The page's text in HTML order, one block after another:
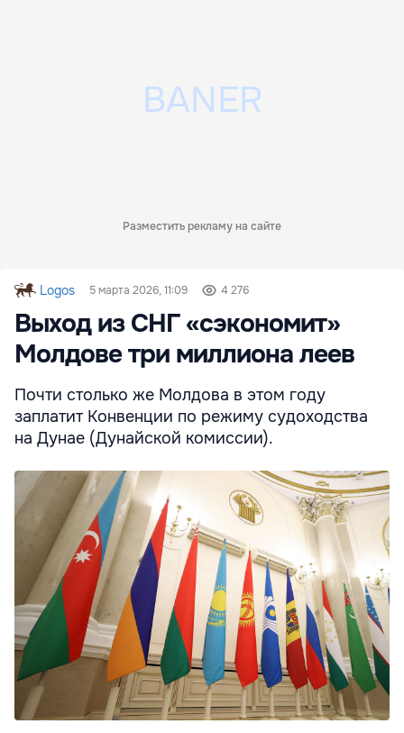
Разместить рекламу на сайте
Logos 5 марта 2026, 11:09 4 276
Выход из СНГ «сэкономит»
Молдове три миллиона леев
Почти столько же Молдова в этом году
заплатит Конвенции по режиму судоходства
на Дунае (Дунайской комиссии).